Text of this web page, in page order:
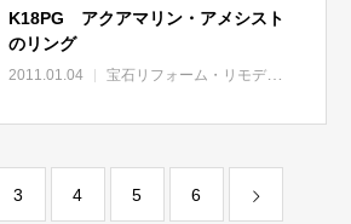
K18PG アクアマリン・アメシスト
のリング
2011.01.04 宝石リフォーム・リモデル
3 4 5 6